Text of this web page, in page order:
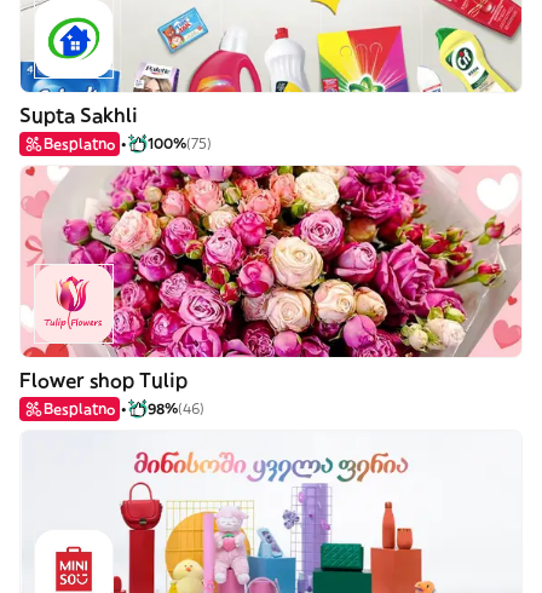
Supta Sakhli
Besplatno 100%(75)
Flower shop Tulip
Besplatno 98%(46)